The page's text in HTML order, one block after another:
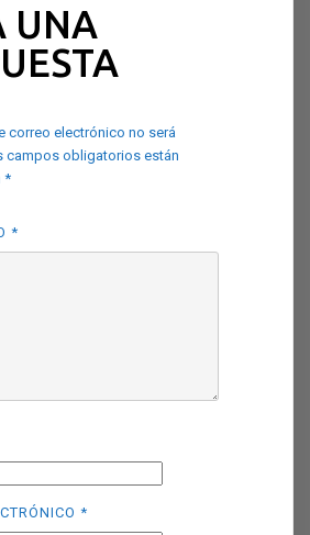
UNA
correo electrónico no será
campos obligatorios están
*
*
*